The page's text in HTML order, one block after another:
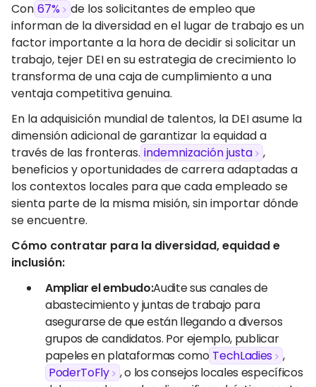
Con 67%
de los solicitantes de empleo que
informan de la diversidad en el lugar de trabajo es un
factor importante a la hora de decidir si solicitar un
trabajo, tejer DEI en su estrategia de crecimiento lo
transforma de una caja de cumplimiento a una
ventaja competitiva genuina.
En la adquisición mundial de talentos, la DEI asume la
dimensión adicional de garantizar la equidad a
través de las fronteras. indemnización justa
,
beneficios y oportunidades de carrera adaptadas a
los contextos locales para que cada empleado se
sienta parte de la misma misión, sin importar dónde
se encuentre.
Cómo contratar para la diversidad, equidad e
inclusión:
Ampliar el embudo:Audite sus canales de
abastecimiento y juntas de trabajo para
asegurarse de que están llegando a diversos
grupos de candidatos. Por ejemplo, publicar
papeles en plataformas como TechLadies
,
PoderToFly
, o los consejos locales específicos